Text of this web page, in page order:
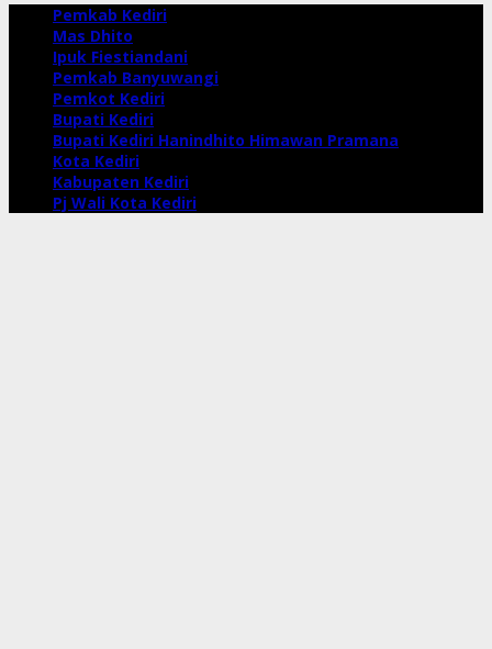
Pemkab Kediri
Mas Dhito
Ipuk Fiestiandani
Pemkab Banyuwangi
Pemkot Kediri
Bupati Kediri
Bupati Kediri Hanindhito Himawan Pramana
Kota Kediri
Kabupaten Kediri
Pj Wali Kota Kediri